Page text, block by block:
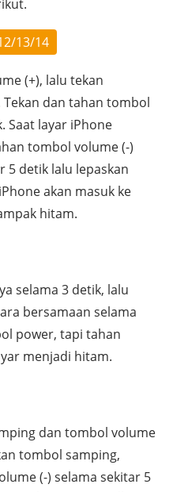
13/14
(+), lalu tekan
dan tahan tombol
Saat layar iPhone
tombol volume (-)
5 detik lalu lepaskan
akan masuk ke
hitam.
selama 3 detik, lalu
bersamaan selama
power, tapi tahan
menjadi hitam.
dan tombol volume
tombol samping,
(-) selama sekitar 5